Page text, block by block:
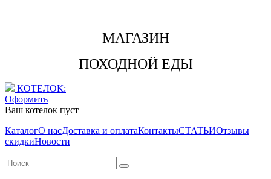
МАГАЗИН
ПОХОДНОЙ ЕДЫ
КОТЕЛОК:
Оформить
Ваш котелок пуст
КаталогО насДоставка и оплатаКонтактыСТАТЬИОтзывы
скидкиНовости